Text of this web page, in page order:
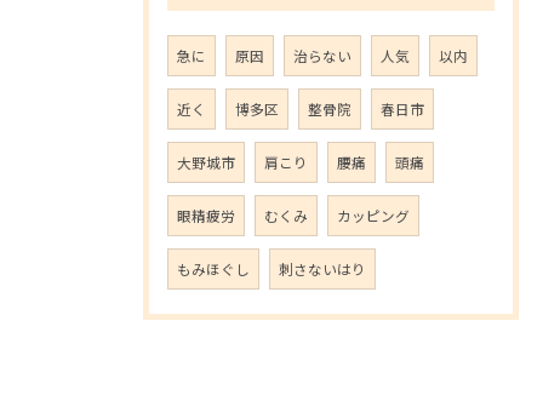
急に 原因 治らない 人気 以内
近く 博多区 整骨院 春日市
大野城市 肩こり 腰痛 頭痛
眼精疲労 むくみ カッピング
もみほぐし 刺さないはり